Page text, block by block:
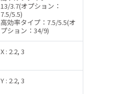
13/3.7(オプション：
7.5/5.5)
高効率タイプ：7.5/5.5(オ
プション：34/9)
X : 2.2, 3
Y : 2.2, 3